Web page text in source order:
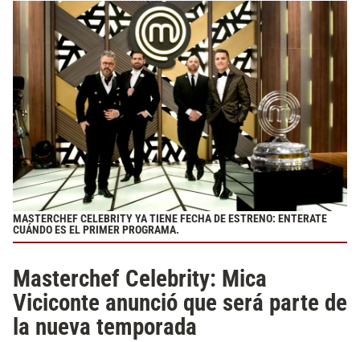
MASTERCHEF CELEBRITY YA TIENE FECHA DE ESTRENO: ENTERATE
CUÁNDO ES EL PRIMER PROGRAMA.
Masterchef Celebrity: Mica
Viciconte anunció que será parte de
la nueva temporada